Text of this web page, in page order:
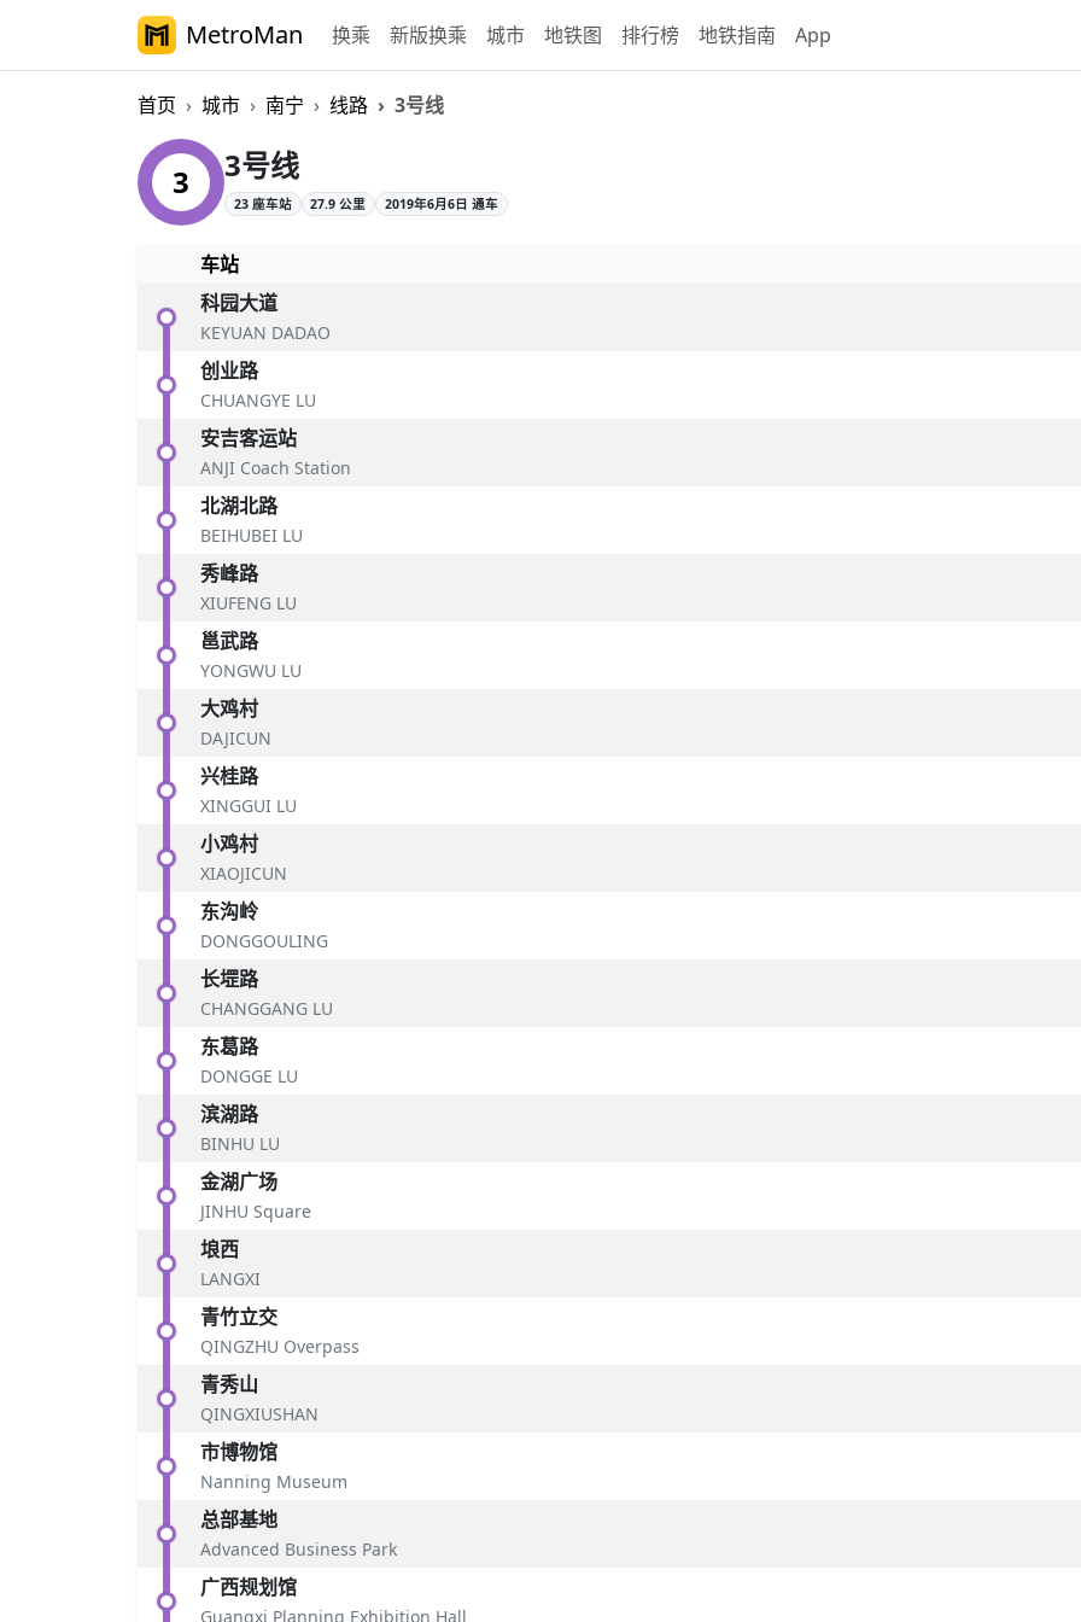
MetroMan 换乘 新版换乘 城市 地铁图 排行榜 地铁指南 App
首页 城市 南宁 线路 3号线
南宁轨道交通3号线概览
3 3号线
23 座车站 27.9 公里 2019年6月6日 通车
车站
科园大道
KEYUAN DADAO
创业路
CHUANGYE LU
安吉客运站
ANJI Coach Station
北湖北路
BEIHUBEI LU
秀峰路
XIUFENG LU
邕武路
YONGWU LU
大鸡村
DAJICUN
兴桂路
XINGGUI LU
小鸡村
XIAOJICUN
东沟岭
DONGGOULING
长堽路
CHANGGANG LU
东葛路
DONGGE LU
滨湖路
BINHU LU
金湖广场
JINHU Square
埌西
LANGXI
青竹立交
QINGZHU Overpass
青秀山
QINGXIUSHAN
市博物馆
Nanning Museum
总部基地
Advanced Business Park
广西规划馆
Guangxi Planning Exhibition Hall